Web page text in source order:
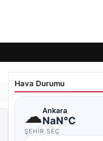
Hava Durumu
☁Ankara
NaN°C
ŞEHIR SEÇ